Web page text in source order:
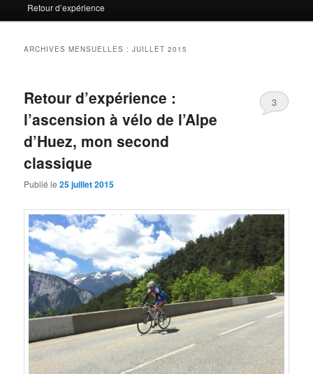
Retour d’expérience
ARCHIVES MENSUELLES :JUILLET 2015
Retour d’expérience :
l’ascension à vélo de l’Alpe
d’Huez, mon second
classique
Publié le25 juillet 2015
3